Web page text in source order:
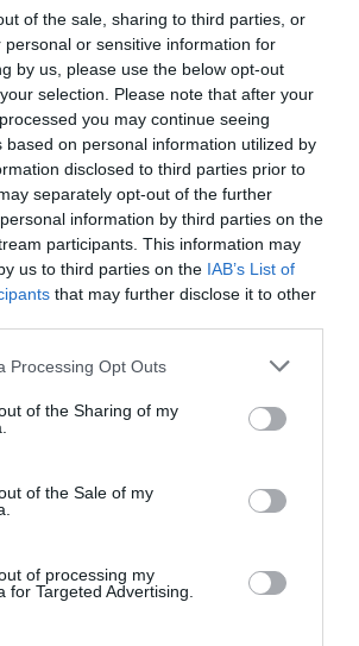
of the sale, sharing to third parties, or
personal or sensitive information for
by us, please use the below opt-out
selection. Please note that after your
you may continue seeing
based on personal information utilized by
disclosed to third parties prior to
separately opt-out of the further
information by third parties on the
participants. This information may
us to third parties on the IAB’s List of
that may further disclose it to other
website/app uses one or more Google
or usage behaviour. You may click to
to Google and its third-party tags to
specified purposes in below Google
Processing Opt Outs
of the Sharing of my
of the Sale of my
of processing my
for Targeted Advertising.